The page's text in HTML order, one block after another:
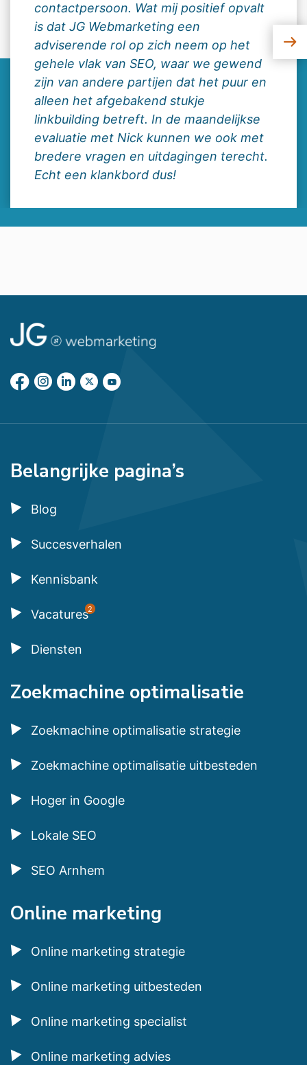
contactpersoon. Wat mij positief opvalt
is dat JG Webmarketing een
adviserende rol op zich neem op het
gehele vlak van SEO, waar we gewend
zijn van andere partijen dat het puur en
alleen het afgebakend stukje
linkbuilding betreft. In de maandelijkse
evaluatie met Nick kunnen we ook met
bredere vragen en uitdagingen terecht.
Echt een klankbord dus!
Belangrijke pagina’s
Blog
Succesverhalen
Kennisbank
Vacatures2
Diensten
Zoekmachine optimalisatie
Zoekmachine optimalisatie strategie
Zoekmachine optimalisatie uitbesteden
Hoger in Google
Lokale SEO
SEO Arnhem
Online marketing
Online marketing strategie
Online marketing uitbesteden
Online marketing specialist
Online marketing advies